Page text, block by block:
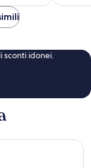
CHF 119
sconti idonei.